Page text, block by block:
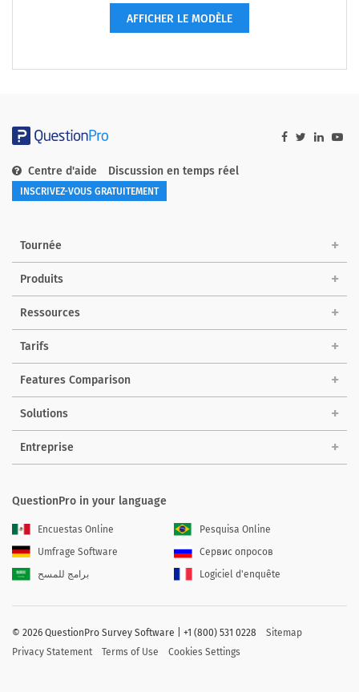
AFFICHER LE MODÈLE
Centre d'aide Discussion en temps réel
INSCRIVEZ-VOUS GRATUITEMENT
Tournée
Produits
Ressources
Tarifs
Features Comparison
Solutions
Entreprise
QuestionPro in your language
Encuestas Online
Pesquisa Online
Umfrage Software
Сервис опросов
برامج للمسح
Logiciel d'enquête
© 2026 QuestionPro Survey Software | +1 (800) 531 0228
Sitemap
Privacy Statement
Terms of Use Cookies Settings